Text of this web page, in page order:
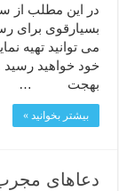
بسیارقوی برای
می توانید تهیه
خود خواهید
بهجت …
بیشتر بخوانید »
دعاهای